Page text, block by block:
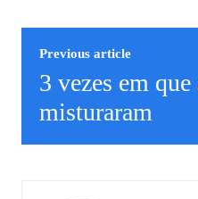
Previous article
3 vezes em
misturaram